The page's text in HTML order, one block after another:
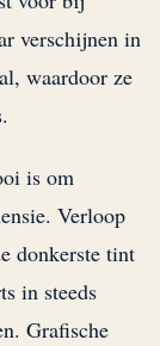
verschijnen in
waardoor ze
is om
Verloop
donkerste tint
in steeds
Grafische